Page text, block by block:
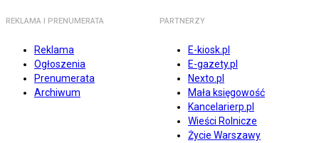
REKLAMA I PRENUMERATA
Reklama
Ogłoszenia
Prenumerata
Archiwum
PARTNERZY
E-kiosk.pl
E-gazety.pl
Nexto.pl
Mała księgowość
Kancelarierp.pl
Wieści Rolnicze
Życie Warszawy